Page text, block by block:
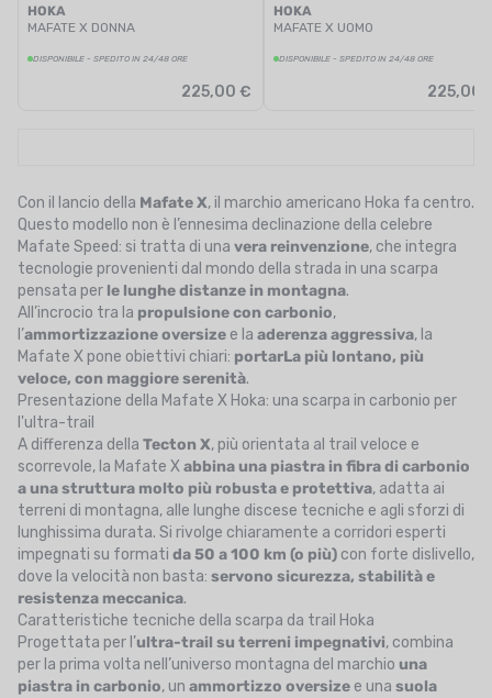
HOKA
MAFATE X DONNA
DISPONIBILE - SPEDITO IN 24/48 ORE
225,00 €
HOKA
MAFATE X UOMO
DISPONIBILE - SPEDITO IN 24/48 ORE
225,00
Con il lancio della Mafate X, il marchio americano Hoka fa centro.
Questo modello non è l’ennesima declinazione della celebre
Mafate Speed: si tratta di una vera reinvenzione, che integra
tecnologie provenienti dal mondo della strada in una scarpa
pensata per le lunghe distanze in montagna.
All’incrocio tra la propulsione con carbonio,
l’ammortizzazione oversize e la aderenza aggressiva, la
Mafate X pone obiettivi chiari: portarLa più lontano, più
veloce, con maggiore serenità.
Presentazione della Mafate X Hoka: una scarpa in carbonio per
l'ultra-trail
A differenza della Tecton X, più orientata al trail veloce e
scorrevole, la Mafate Xabbina una piastra in fibra di carbonio
a una struttura molto più robusta e protettiva, adatta ai
terreni di montagna, alle lunghe discese tecniche e agli sforzi di
lunghissima durata. Si rivolge chiaramente a corridori esperti
impegnati su formati da 50 a 100 km (o più) con forte dislivello,
dove la velocità non basta: servono sicurezza, stabilità e
resistenza meccanica.
Caratteristiche tecniche della scarpa da trail Hoka
Progettata per l’ultra-trail su terreni impegnativi, combina
per la prima volta nell’universo montagna del marchio una
piastra in carbonio, un ammortizzo oversize e una suola